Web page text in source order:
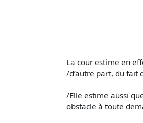
La cour estime en
/d’autre part, du fait
/Elle estime aussi
obstacle à toute